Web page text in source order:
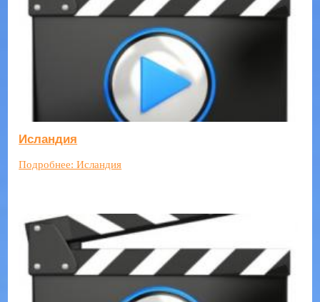
Исландия
Подробнее: Исландия